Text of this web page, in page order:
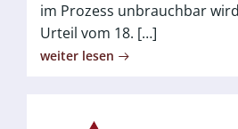
im Prozess unbrauchbar
Urteil vom 18. […]
weiter lesen